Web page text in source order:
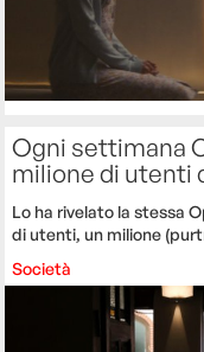
Ogni settimana
milione di utenti
Lo ha rivelato la stessa
di utenti, un milione
Società